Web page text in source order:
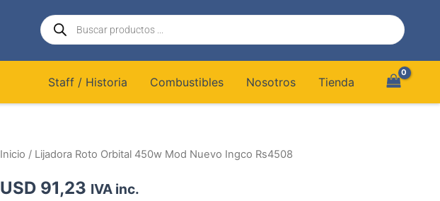
Búsqueda
de
productos
Staff / Historia Combustibles Nosotros Tienda
Inicio / Lijadora Roto Orbital 450w Mod Nuevo Ingco Rs4508
USD 91,23 IVA inc.
Lijadora
Orbital
450w